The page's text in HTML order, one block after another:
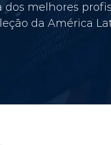
dos melhores
da América